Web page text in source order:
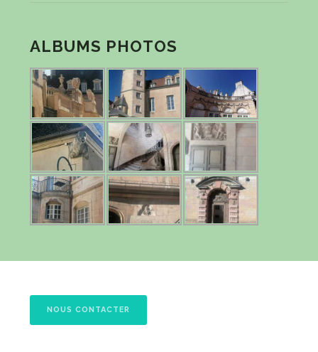
ALBUMS PHOTOS
NOUS CONTACTER